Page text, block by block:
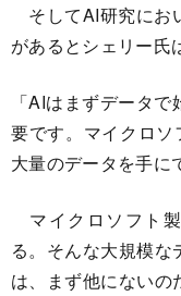
そしてAI研究にお
があるとシェリー氏
「AIはまずデータ
要です。マイクロソ
大量のデータを手に
マイクロソフト
る。そんな大規模
は、まず他にない